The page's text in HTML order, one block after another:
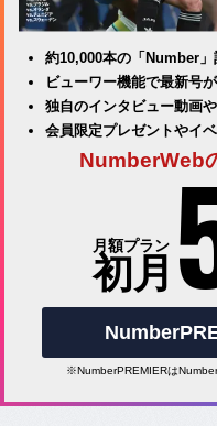
約10,000本の「Number」
ビューワー機能で最新号
独自のインタビュー動画
会員限定プレゼントやイ
NumberWeb
月額プラン
初月
※NumberPREMIERは